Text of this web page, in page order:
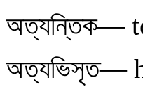
অত্যন্তিক—
অত্যভিসৃত—